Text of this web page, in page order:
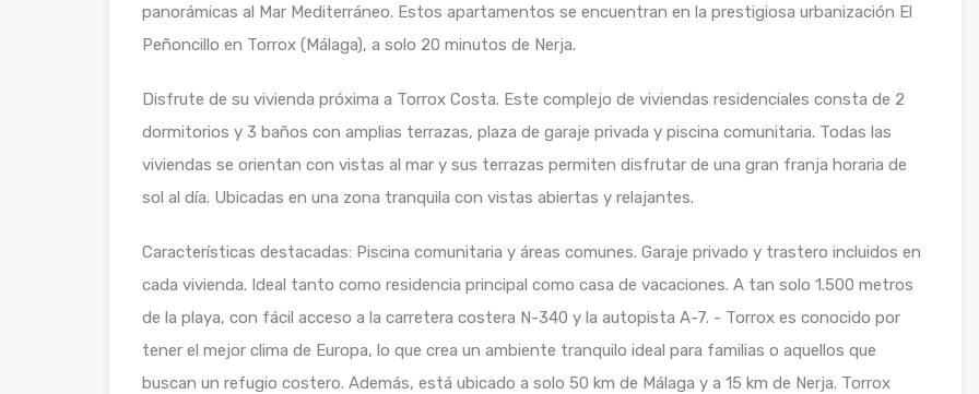
panorámicas al Mar Mediterráneo. Estos apartamentos se encuentran en la prestigiosa urbanización El
Peñoncillo en Torrox (Málaga), a solo 20 minutos de Nerja.
Disfrute de su vivienda próxima a Torrox Costa. Este complejo de viviendas residenciales consta de 2
dormitorios y 3 baños con amplias terrazas, plaza de garaje privada y piscina comunitaria. Todas las
viviendas se orientan con vistas al mar y sus terrazas permiten disfrutar de una gran franja horaria de
sol al día. Ubicadas en una zona tranquila con vistas abiertas y relajantes.
Características destacadas: Piscina comunitaria y áreas comunes. Garaje privado y trastero incluidos en
cada vivienda. Ideal tanto como residencia principal como casa de vacaciones. A tan solo 1.500 metros
de la playa, con fácil acceso a la carretera costera N-340 y la autopista A-7. - Torrox es conocido por
tener el mejor clima de Europa, lo que crea un ambiente tranquilo ideal para familias o aquellos que
buscan un refugio costero. Además, está ubicado a solo 50 km de Málaga y a 15 km de Nerja. Torrox